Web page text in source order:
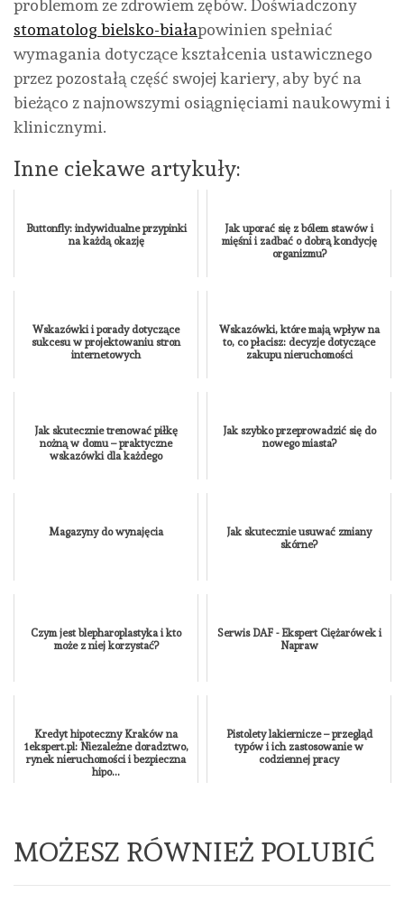
problemom ze zdrowiem zębów. Doświadczony
stomatolog bielsko-białapowinien spełniać
wymagania dotyczące kształcenia ustawicznego
przez pozostałą część swojej kariery, aby być na
bieżąco z najnowszymi osiągnięciami naukowymi i
klinicznymi.
Inne ciekawe artykuły:
Buttonfly: indywidualne przypinki
na każdą okazję
Jak uporać się z bólem stawów i
mięśni i zadbać o dobrą kondycję
organizmu?
Wskazówki i porady dotyczące
sukcesu w projektowaniu stron
internetowych
Wskazówki, które mają wpływ na
to, co płacisz: decyzje dotyczące
zakupu nieruchomości
Jak skutecznie trenować piłkę
nożną w domu – praktyczne
wskazówki dla każdego
Jak szybko przeprowadzić się do
nowego miasta?
Magazyny do wynajęcia
Jak skutecznie usuwać zmiany
skórne?
Czym jest blepharoplastyka i kto
może z niej korzystać?
Serwis DAF - Ekspert Ciężarówek i
Napraw
Kredyt hipoteczny Kraków na
1ekspert.pl: Niezależne doradztwo,
rynek nieruchomości i bezpieczna
hipo...
Pistolety lakiernicze – przegląd
typów i ich zastosowanie w
codziennej pracy
MOŻESZ RÓWNIEŻ POLUBIĆ